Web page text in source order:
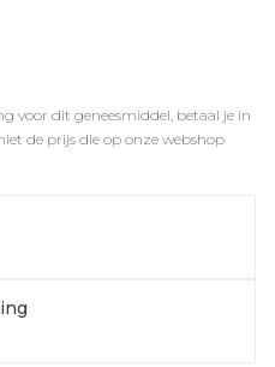
voor dit geneesmiddel, betaal je in
de prijs die op onze webshop